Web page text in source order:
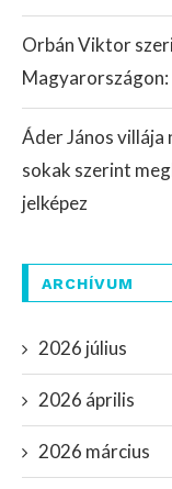
Orbán Viktor
Magyarországon:
Áder János villája
sokak szerint
jelképez
ARCHÍVUM
2026 július
2026 április
2026 március